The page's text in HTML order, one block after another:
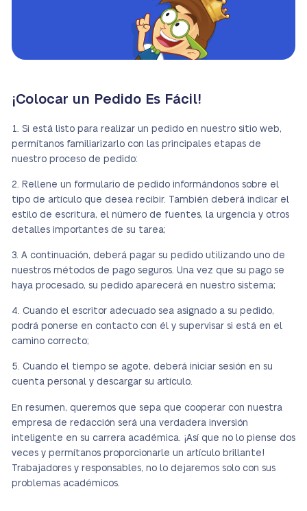
¡Colocar un Pedido Es Fácil!
Si está listo para realizar un pedido en nuestro sitio web,
permítanos familiarizarlo con las principales etapas de
nuestro proceso de pedido:
Rellene un formulario de pedido informándonos sobre el
tipo de artículo que desea recibir. También deberá indicar el
estilo de escritura, el número de fuentes, la urgencia y otros
detalles importantes de su tarea;
A continuación, deberá pagar su pedido utilizando uno de
nuestros métodos de pago seguros. Una vez que su pago se
haya procesado, su pedido aparecerá en nuestro sistema;
Cuando el escritor adecuado sea asignado a su pedido,
podrá ponerse en contacto con él y supervisar si está en el
camino correcto;
Cuando el tiempo se agote, deberá iniciar sesión en su
cuenta personal y descargar su artículo.
En resumen, queremos que sepa que cooperar con nuestra
empresa de redacción será una verdadera inversión
inteligente en su carrera académica. ¡Así que no lo piense dos
veces y permítanos proporcionarle un artículo brillante!
Trabajadores y responsables, no lo dejaremos solo con sus
problemas académicos.